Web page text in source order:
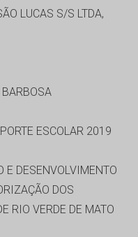
LUCAS S/S LTDA,
ESCOLAR 2019
E DESENVOLVIMENTO
DOS
RIO VERDE DE MATO